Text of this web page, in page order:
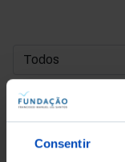
Consentir
DATA DE INÍCIO
DATA DE FIM